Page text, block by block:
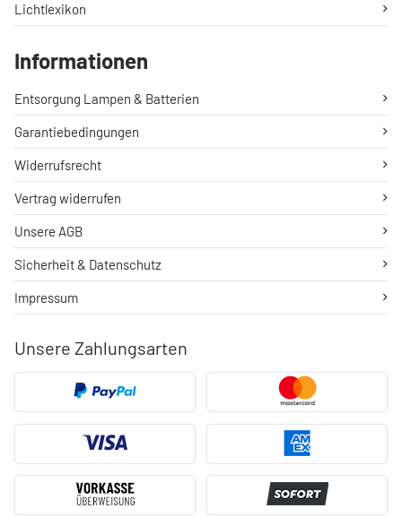
Unsere Zahlungsarten
Lichtlexikon
Informationen
Entsorgung Lampen & Batterien
Garantiebedingungen
Widerrufsrecht
Vertrag widerrufen
Unsere AGB
Sicherheit & Datenschutz
Impressum